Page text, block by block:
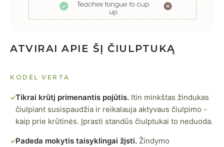
ATVIRAI APIE ŠĮ ČIULPTUKĄ
KODĖL VERTA
✓Tikrai krūtį primenantis pojūtis. Itin minkštas žindukas
čiulpiant susispaudžia ir reikalauja aktyvaus čiulpimo -
kaip prie krūtinės. Įprasti standūs čiulptukai to neduoda.
✓Padeda mokytis taisyklingai žįsti. Žindymo